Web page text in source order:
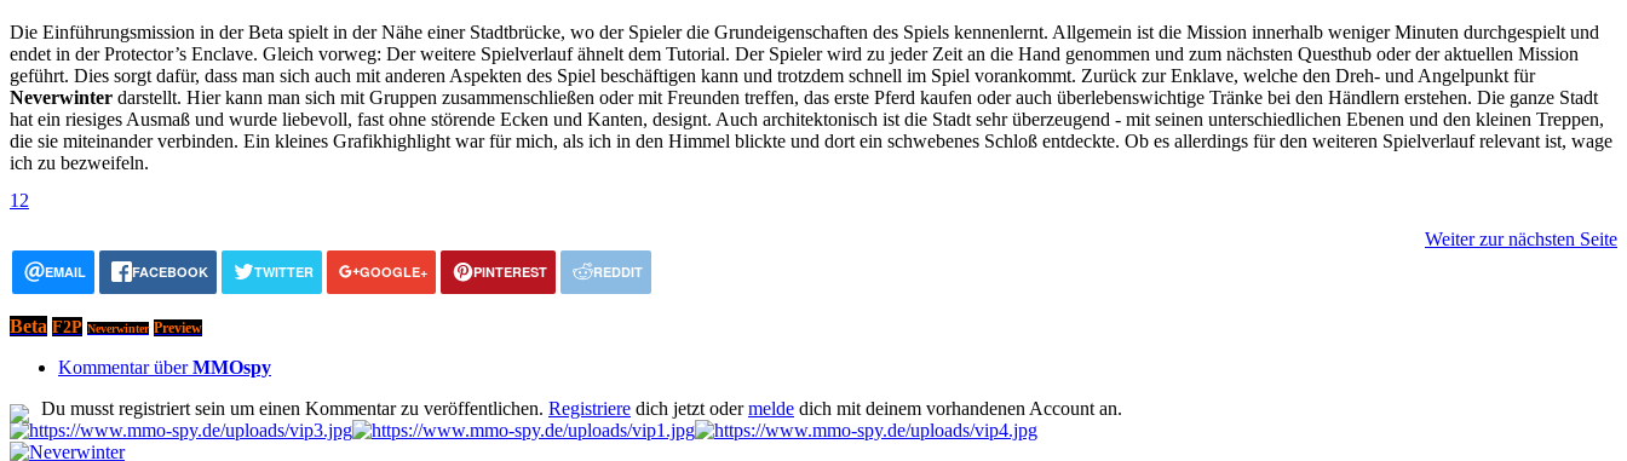
Die Einführungsmission in der Beta spielt in der Nähe einer Stadtbrücke, wo der Spieler die Grundeigenschaften des Spiels kennenlernt. Allgemein ist die Mission innerhalb weniger Minuten durchgespielt und
endet in der Protector’s Enclave. Gleich vorweg: Der weitere Spielverlauf ähnelt dem Tutorial. Der Spieler wird zu jeder Zeit an die Hand genommen und zum nächsten Questhub oder der aktuellen Mission
geführt. Dies sorgt dafür, dass man sich auch mit anderen Aspekten des Spiel beschäftigen kann und trotzdem schnell im Spiel vorankommt. Zurück zur Enklave, welche den Dreh- und Angelpunkt für
Neverwinter darstellt. Hier kann man sich mit Gruppen zusammenschließen oder mit Freunden treffen, das erste Pferd kaufen oder auch überlebenswichtige Tränke bei den Händlern erstehen. Die ganze Stadt
hat ein riesiges Ausmaß und wurde liebevoll, fast ohne störende Ecken und Kanten, designt. Auch architektonisch ist die Stadt sehr überzeugend - mit seinen unterschiedlichen Ebenen und den kleinen Treppen,
die sie miteinander verbinden. Ein kleines Grafikhighlight war für mich, als ich in den Himmel blickte und dort ein schwebenes Schloß entdeckte. Ob es allerdings für den weiteren Spielverlauf relevant ist, wage
ich zu bezweifeln.
1 2
Weiter zur nächsten Seite
EMAIL FACEBOOK TWITTER GOOGLE+ PINTEREST REDDIT
Beta F2P Neverwinter Preview
Kommentar überMMOspy
Du musst registriert sein um einen Kommentar zu veröffentlichen. Registriere dich jetzt odermelde dich mit deinem vorhandenen Account an.